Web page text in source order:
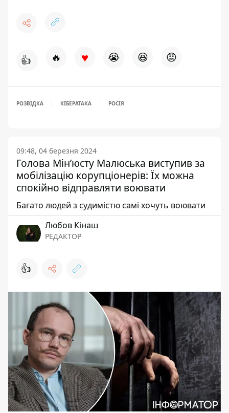
👍 🔥 ♥ 😭 😆 😡
РОЗВІДКА КІБЕРАТАКА РОСІЯ
09:48, 04 березня 2024
Голова Мінʼюсту Малюська виступив за
мобілізацію корупціонерів: Їх можна
спокійно відправляти воювати
Багато людей з судимістю самі хочуть воювати
Любов Кінаш
РЕДАКТОР
👍